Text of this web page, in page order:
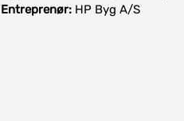
Entreprenør: HP Byg A/S